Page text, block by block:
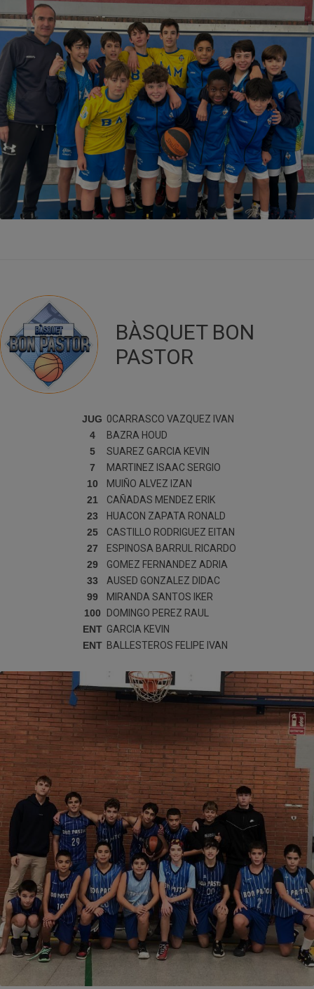
BÀSQUET BON
PASTOR
JUG 0CARRASCO VAZQUEZ IVAN
4
BAZRA HOUD
5
SUAREZ GARCIA KEVIN
7
MARTINEZ ISAAC SERGIO
10
MUIÑO ALVEZ IZAN
21
CAÑADAS MENDEZ ERIK
23
HUACON ZAPATA RONALD
25
CASTILLO RODRIGUEZ EITAN
27
ESPINOSA BARRUL RICARDO
29
GOMEZ FERNANDEZ ADRIA
33
AUSED GONZALEZ DIDAC
99
MIRANDA SANTOS IKER
100
DOMINGO PEREZ RAUL
ENT GARCIA KEVIN
ENT BALLESTEROS FELIPE IVAN